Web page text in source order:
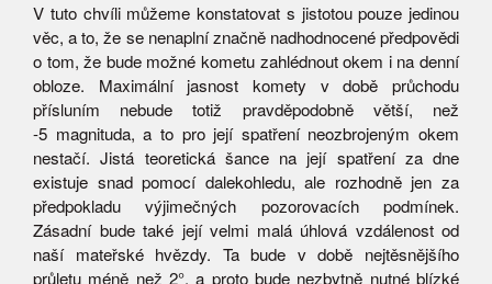
V tuto chvíli můžeme konstatovat s jistotou pouze jedinou
věc, a to, že se nenaplní značně nadhodnocené předpovědi
o tom, že bude možné kometu zahlédnout okem i na denní
obloze. Maximální jasnost komety v době průchodu
přísluním nebude totiž pravděpodobně větší, než
-5 magnituda, a to pro její spatření neozbrojeným okem
nestačí. Jistá teoretická šance na její spatření za dne
existuje snad pomocí dalekohledu, ale rozhodně jen za
předpokladu výjimečných pozorovacích podmínek.
Zásadní bude také její velmi malá úhlová vzdálenost od
naší mateřské hvězdy. Ta bude v době nejtěsnějšího
průletu méně než 2°, a proto bude nezbytně nutné blízké